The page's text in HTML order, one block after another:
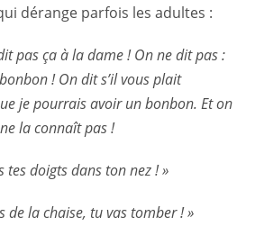
dérange parfois les adultes :
pas ça à la dame ! On ne dit pas :
! On dit s’il vous plait
je pourrais avoir un bonbon. Et on
la connaît pas !
tes doigts dans ton nez ! »
de la chaise, tu vas tomber ! »